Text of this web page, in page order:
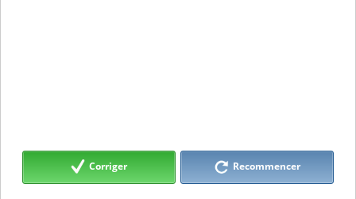
Corriger Recommencer